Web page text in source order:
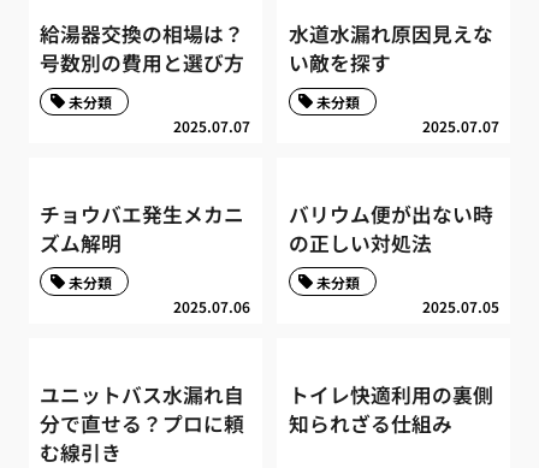
給湯器交換の相場は？
号数別の費用と選び方
2025.07.07
未分類
水道水漏れ原因見えな
い敵を探す
2025.07.07
未分類
チョウバエ発生メカニ
ズム解明
2025.07.06
未分類
バリウム便が出ない時
の正しい対処法
2025.07.05
未分類
ユニットバス水漏れ自
分で直せる？プロに頼
む線引き
トイレ快適利用の裏側
知られざる仕組み